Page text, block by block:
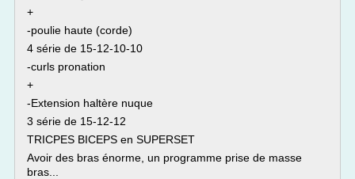
+
-poulie haute (corde)
4 série de 15-12-10-10
-curls pronation
+
-Extension haltère nuque
3 série de 15-12-12
TRICPES BICEPS en SUPERSET
Avoir des bras énorme, un programme prise de masse
bras...